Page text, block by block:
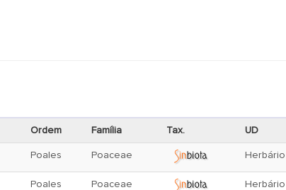
Ordem Família Tax. UD
Poales Poaceae
Poales Poaceae